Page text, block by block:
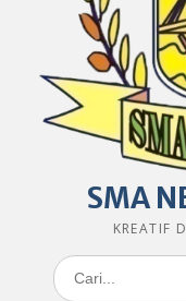
SMA
KREATIF
Search
for: